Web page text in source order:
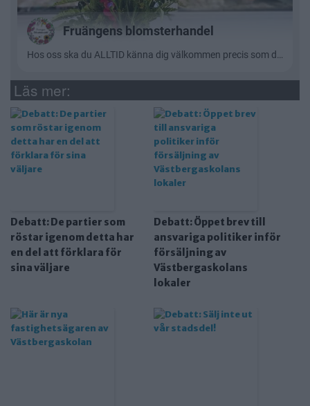
Läs mer:
Debatt: De partier som
röstar igenom detta har
en del att förklara för
sina väljare
Debatt: Öppet brev till
ansvariga politiker inför
försäljning av
Västbergaskolans
lokaler